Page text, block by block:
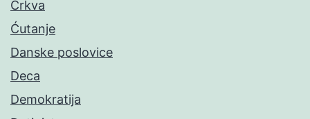
Crkva
Ćutanje
Danske poslovice
Deca
Demokratija